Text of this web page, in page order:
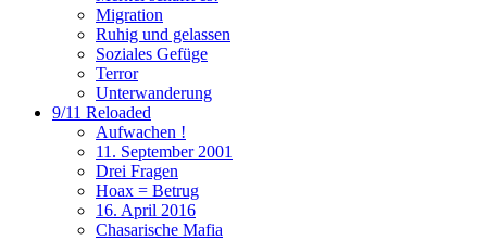
Migration
Ruhig und gelassen
Soziales Gefüge
Terror
Unterwanderung
9/11 Reloaded
Aufwachen !
11. September 2001
Drei Fragen
Hoax = Betrug
16. April 2016
Chasarische Mafia